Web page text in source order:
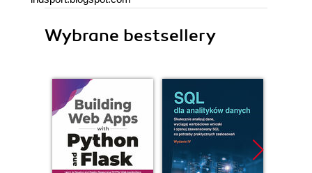
Wybrane bestsellery